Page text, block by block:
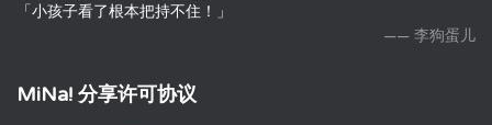
「小孩子看了根本把持不住！」
—— 李狗蛋儿
MiNa! 分享许可协议